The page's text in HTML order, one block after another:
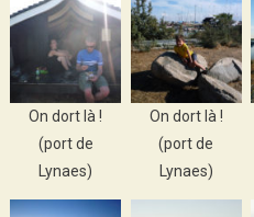
On dort là !
(port de
Lynaes)
On dort là !
(port de
Lynaes)